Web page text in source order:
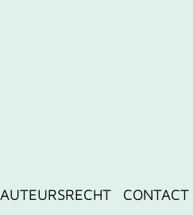
AUTEURSRECHT
CONTACT